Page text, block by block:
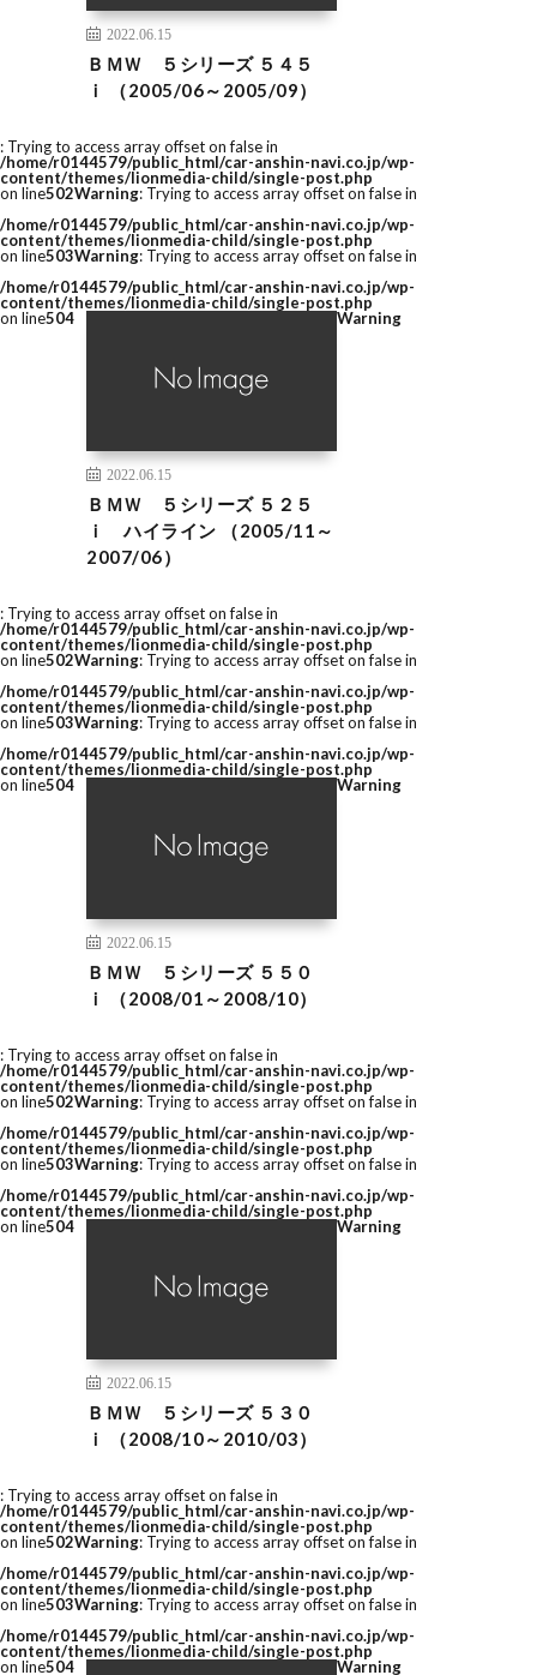
2022.06.15
ＢＭＷ ５シリーズ ５４５
ｉ （2005/06～2005/09）
: Trying to access array offset on false in
/home/r0144579/public_html/car-anshin-navi.co.jp/wp-
content/themes/lionmedia-child/single-post.php
on line502Warning: Trying to access array offset on false in
/home/r0144579/public_html/car-anshin-navi.co.jp/wp-
content/themes/lionmedia-child/single-post.php
on line503Warning: Trying to access array offset on false in
/home/r0144579/public_html/car-anshin-navi.co.jp/wp-
content/themes/lionmedia-child/single-post.php
on line504
2022.06.15
ＢＭＷ ５シリーズ ５２５
ｉ ハイライン （2005/11～
2007/06）
Warning
: Trying to access array offset on false in
/home/r0144579/public_html/car-anshin-navi.co.jp/wp-
content/themes/lionmedia-child/single-post.php
on line502Warning: Trying to access array offset on false in
/home/r0144579/public_html/car-anshin-navi.co.jp/wp-
content/themes/lionmedia-child/single-post.php
on line503Warning: Trying to access array offset on false in
/home/r0144579/public_html/car-anshin-navi.co.jp/wp-
content/themes/lionmedia-child/single-post.php
on line504
2022.06.15
ＢＭＷ ５シリーズ ５５０
ｉ （2008/01～2008/10）
Warning
: Trying to access array offset on false in
/home/r0144579/public_html/car-anshin-navi.co.jp/wp-
content/themes/lionmedia-child/single-post.php
on line502Warning: Trying to access array offset on false in
/home/r0144579/public_html/car-anshin-navi.co.jp/wp-
content/themes/lionmedia-child/single-post.php
on line503Warning: Trying to access array offset on false in
/home/r0144579/public_html/car-anshin-navi.co.jp/wp-
content/themes/lionmedia-child/single-post.php
on line504
2022.06.15
ＢＭＷ ５シリーズ ５３０
ｉ （2008/10～2010/03）
Warning
: Trying to access array offset on false in
/home/r0144579/public_html/car-anshin-navi.co.jp/wp-
content/themes/lionmedia-child/single-post.php
on line502Warning: Trying to access array offset on false in
/home/r0144579/public_html/car-anshin-navi.co.jp/wp-
content/themes/lionmedia-child/single-post.php
on line503Warning: Trying to access array offset on false in
/home/r0144579/public_html/car-anshin-navi.co.jp/wp-
content/themes/lionmedia-child/single-post.php
on line504 Warning